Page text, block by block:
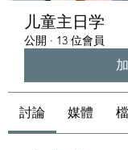
儿童主日学
公開 · 13 位會員
討論 媒體